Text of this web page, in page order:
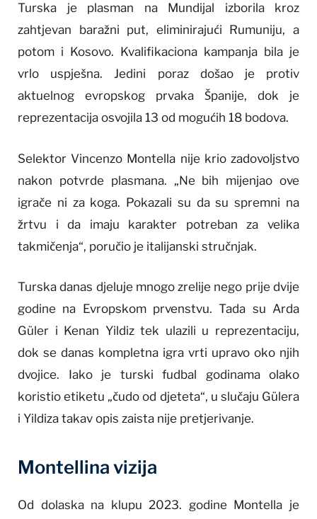
Turska je plasman na Mundijal izborila kroz
zahtjevan baražni put, eliminirajući Rumuniju, a
potom i Kosovo. Kvalifikaciona kampanja bila je
vrlo uspješna. Jedini poraz došao je protiv
aktuelnog evropskog prvaka Španije, dok je
reprezentacija osvojila 13 od mogućih 18 bodova.
Selektor Vincenzo Montella nije krio zadovoljstvo
nakon potvrde plasmana. „Ne bih mijenjao ove
igrače ni za koga. Pokazali su da su spremni na
žrtvu i da imaju karakter potreban za velika
takmičenja“, poručio je italijanski stručnjak.
Turska danas djeluje mnogo zrelije nego prije dvije
godine na Evropskom prvenstvu. Tada su Arda
Güler i Kenan Yildiz tek ulazili u reprezentaciju,
dok se danas kompletna igra vrti upravo oko njih
dvojice. Iako je turski fudbal godinama olako
koristio etiketu „čudo od djeteta“, u slučaju Gülera
i Yildiza takav opis zaista nije pretjerivanje.
Montellina vizija
Od dolaska na klupu 2023. godine Montella je